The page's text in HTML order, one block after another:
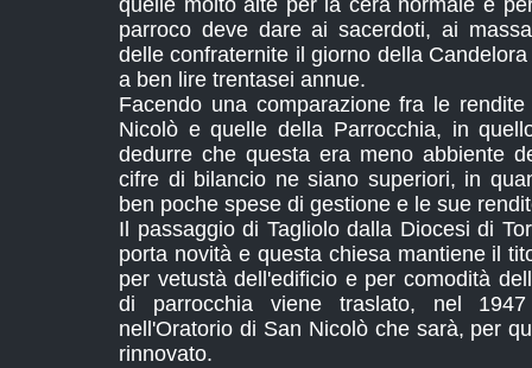
quelle molto alte per la cera normale e
parroco deve dare ai sacerdoti, ai
delle confraternite il giorno della
a ben lire trentasei annue.
Facendo una comparazione fra le
Nicolò e quelle della Parrocchia, in
dedurre che questa era meno abbiente
cifre di bilancio ne siano superiori, in
ben poche spese di gestione e le sue
Il passaggio di Tagliolo dalla Diocesi di
porta novità e questa chiesa mantiene il
per vetustà dell'edificio e per comodità
di parrocchia viene traslato, nel
nell'Oratorio di San Nicolò che sarà, per
rinnovato.